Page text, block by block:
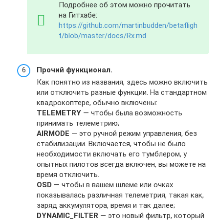
Подробнее об этом можно прочитать
на Гитхабе:
https://github.com/martinbudden/betafligh
t/blob/master/docs/Rx.md
Прочий функционал.
Как понятно из названия, здесь можно включить
или отключить разные функции. На стандартном
квадрокоптере, обычно включены:
TELEMETRY — чтобы была возможность
принимать телеметрию;
AIRMODE — это ручной режим управления, без
стабилизации. Включается, чтобы не было
необходимости включать его тумблером, у
опытных пилотов всегда включен, вы можете на
время отключить.
OSD — чтобы в вашем шлеме или очках
показывалась различная телеметрия, такая как,
заряд аккумулятора, время и так далее;
DYNAMIC_FILTER — это новый фильтр, который